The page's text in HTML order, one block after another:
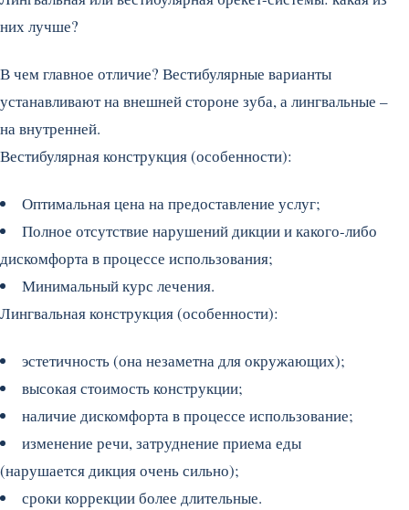
них лучше?
В чем главное отличие? Вестибулярные варианты
устанавливают на внешней стороне зуба, а лингвальные –
на внутренней.
Вестибулярная конструкция (особенности):
Оптимальная цена на предоставление услуг;
Полное отсутствие нарушений дикции и какого-либо
дискомфорта в процессе использования;
Минимальный курс лечения.
Лингвальная конструкция (особенности):
эстетичность (она незаметна для окружающих);
высокая стоимость конструкции;
наличие дискомфорта в процессе использование;
изменение речи, затруднение приема еды
(нарушается дикция очень сильно);
сроки коррекции более длительные.